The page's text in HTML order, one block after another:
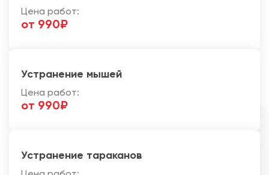
Цена работ:
от 990₽
Устранение мышей
Цена работ:
от 990₽
Устранение тараканов